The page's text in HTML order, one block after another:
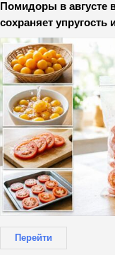
Помидоры в августе
сохраняет
Перейти